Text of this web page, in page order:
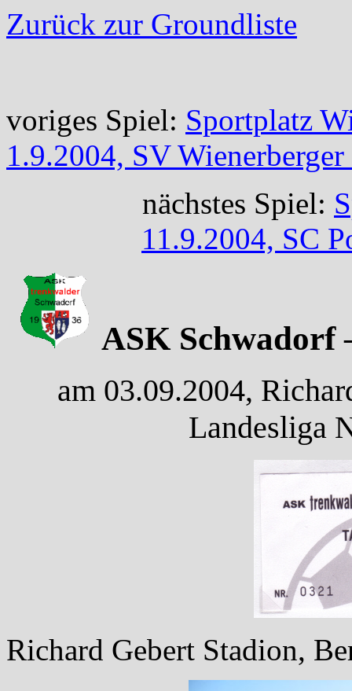
Zurück zur Groundliste
voriges Spiel: Sportplatz
1.9.2004, SV
nächstes Spiel:
11.9.2004, SC
ASK Schwadorf
am 03.09.2004,
Landesliga
Richard Gebert Stadion,